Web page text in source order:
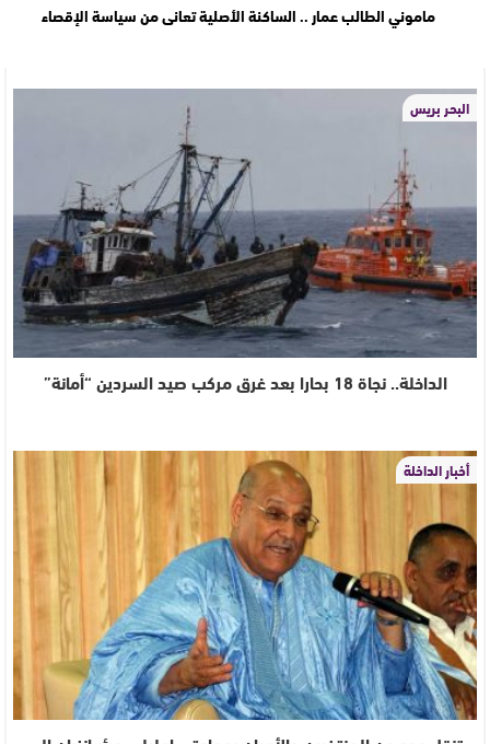
ماموني الطالب عمار .. الساكنة الأصلية تعانى من سياسة الإقصاء
البحر بريس
الداخلة.. نجاة 18 بحارا بعد غرق مركب صيد السردين “أمانة”
أخبار الداخلة